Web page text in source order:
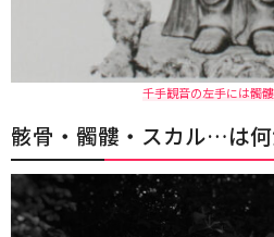
千手観音の左手には髑
骸骨・髑髏・スカル…は何